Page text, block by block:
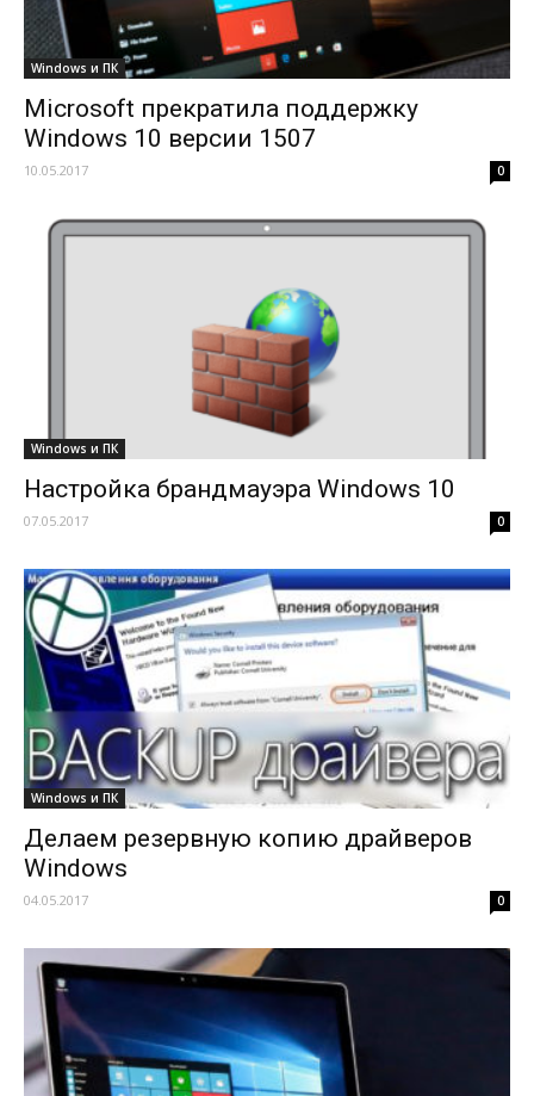
Windows и ПК
Microsoft прекратила поддержку
Windows 10 версии 1507
10.05.2017 0
Windows и ПК
Настройка брандмауэра Windows 10
07.05.2017 0
Windows и ПК
Делаем резервную копию драйверов
Windows
04.05.2017 0